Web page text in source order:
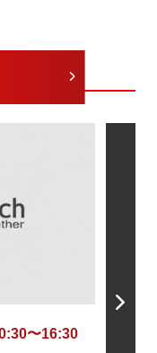
〜16:30